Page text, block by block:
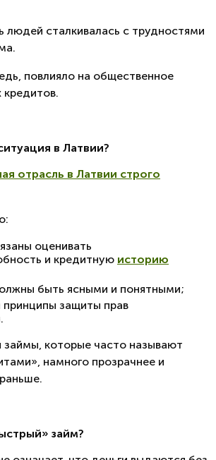
людей сталкивалась с трудностями
повлияло на общественное
кредитов.
в Латвии?
отрасль в Латвии строго
оценивать
и кредитную историю
быть ясными и понятными;
защиты прав
займы, которые часто называют
намного прозрачнее и
займ?